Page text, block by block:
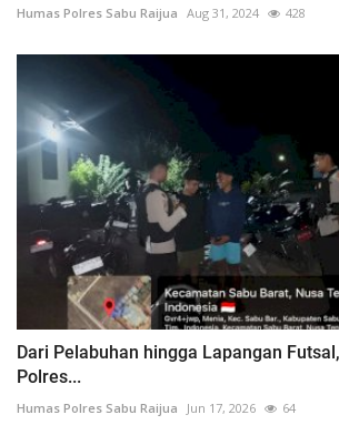
Humas Polres Sabu Raijua Aug 31, 2024 428
Dari Pelabuhan hingga Lapangan
Polres...
Humas Polres Sabu Raijua Jun 17, 2026 64